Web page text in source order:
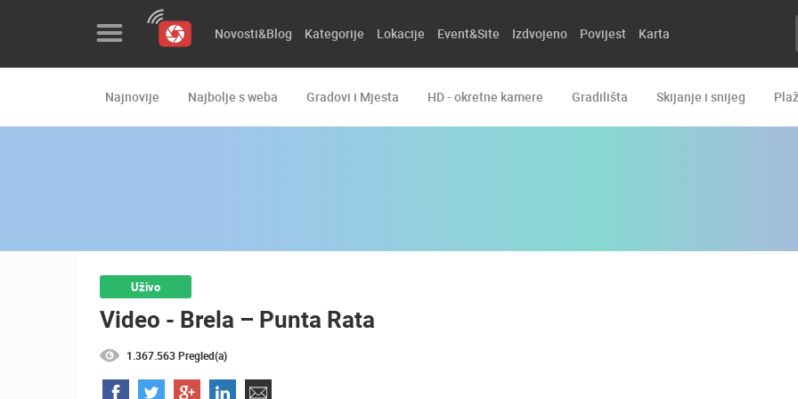
Izdvojeno
Povijest
Karta
Novosti&Blog Kategorije Lokacije Event&Site Izdvojeno Povijest Karta
Najnovije Najbolje s weba Gradovi i Mjesta HD - okretne kamere Gradilišta Skijanje i snijeg
Uživo
Video - Brela – Punta Rata
1.367.563 Pregled(a)